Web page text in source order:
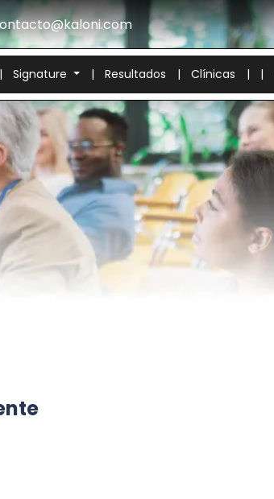
| Signature | Resultados | Clínicas | |